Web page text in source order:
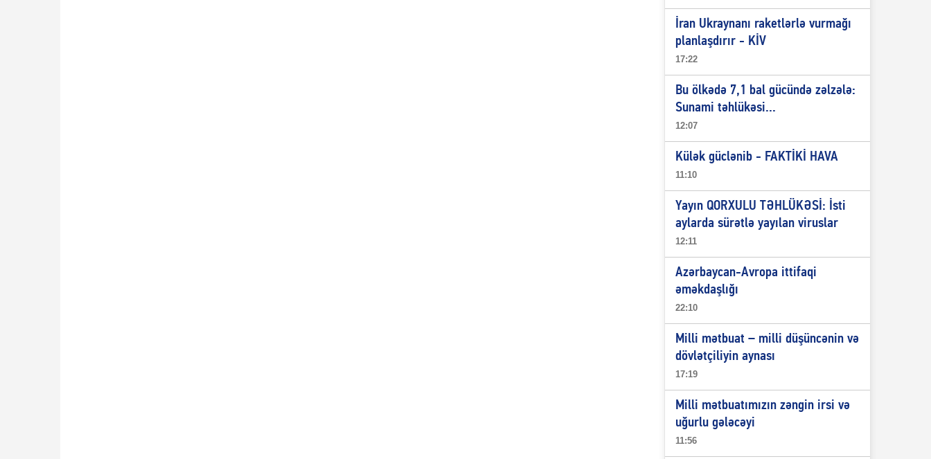
İran Ukraynanı raketlərlə vurmağı
planlaşdırır - KİV
17:22
Bu ölkədə 7,1 bal gücündə zəlzələ:
Sunami təhlükəsi...
12:07
Külək güclənib - FAKTİKİ HAVA
11:10
Yayın QORXULU TƏHLÜKƏSİ: İsti
aylarda sürətlə yayılan viruslar
12:11
Azərbaycan-Avropa ittifaqi
əməkdaşlığı
22:10
Milli mətbuat – milli düşüncənin və
dövlətçiliyin aynası
17:19
Milli mətbuatımızın zəngin irsi və
uğurlu gələcəyi
11:56